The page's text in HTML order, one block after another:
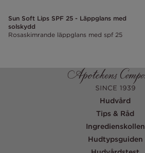
Sun Soft Lips SPF 25 - Läppglans med
solskydd
Rosaskimrande läppglans med spf 25
Hudvård
Tips & Råd
Ingredienskollen
Hudtypsguiden